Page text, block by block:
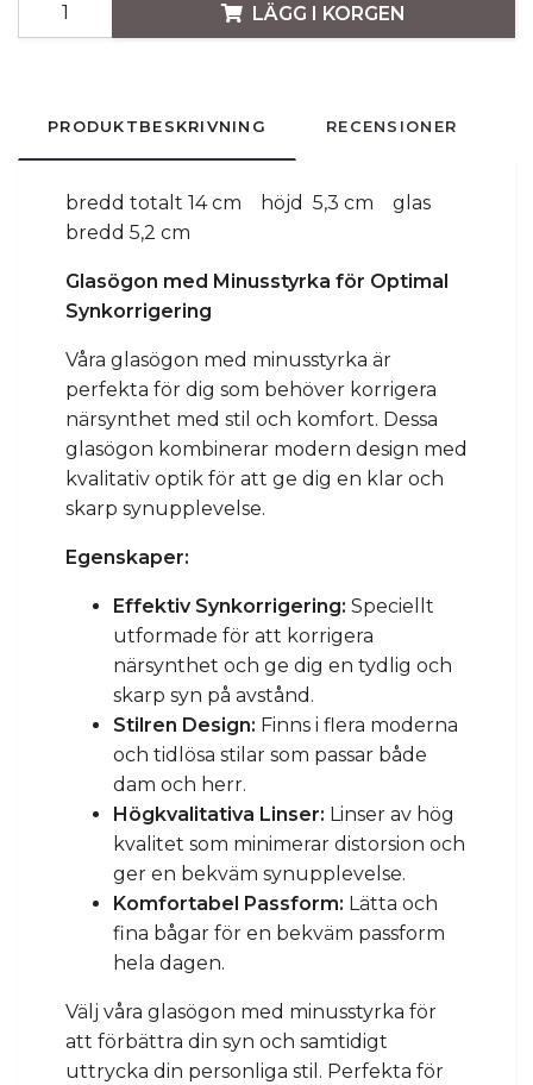
LÄGG I KORGEN
PRODUKTBESKRIVNING RECENSIONER
bredd totalt 14 cm höjd 5,3 cm glas
bredd 5,2 cm
Glasögon med Minusstyrka för Optimal
Synkorrigering
Våra glasögon med minusstyrka är
perfekta för dig som behöver korrigera
närsynthet med stil och komfort. Dessa
glasögon kombinerar modern design med
kvalitativ optik för att ge dig en klar och
skarp synupplevelse.
Egenskaper:
Effektiv Synkorrigering: Speciellt
utformade för att korrigera
närsynthet och ge dig en tydlig och
skarp syn på avstånd.
Stilren Design: Finns i flera moderna
och tidlösa stilar som passar både
dam och herr.
Högkvalitativa Linser: Linser av hög
kvalitet som minimerar distorsion och
ger en bekväm synupplevelse.
Komfortabel Passform: Lätta och
fina bågar för en bekväm passform
hela dagen.
Välj våra glasögon med minusstyrka för
att förbättra din syn och samtidigt
uttrycka din personliga stil. Perfekta för